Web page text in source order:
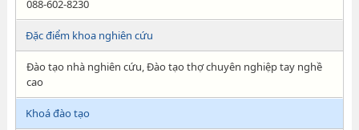
088-602-8230
Đặc điểm khoa nghiên cứu
Đào tạo nhà nghiên cứu, Đào tạo thợ chuyên nghiệp tay nghề
cao
Khoá đào tạo